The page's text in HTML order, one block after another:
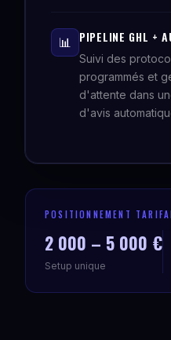
📊 PIPELINE GHL +
Suivi des
programmés et
d'attente dans
d'avis
POSITIONNEMENT
2 000 – 5 000 €
Setup unique